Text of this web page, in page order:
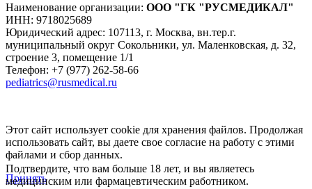
Наименование организации: ООО "ГК "РУСМЕДИКАЛ"
ИНН: 9718025689
Юридический адрес: 107113, г. Москва, вн.тер.г.
муниципальный округ Сокольники, ул. Маленковская, д. 32,
строение 3, помещение 1/1
Телефон: +7 (977) 262-58-66
pediatrics@rusmedical.ru
Этот сайт использует cookie для хранения файлов. Продолжая
использовать сайт, вы даете свое согласие на работу с этими
файлами и сбор данных.
Принять
Подтвердите, что вам больше 18 лет, и вы являетесь
медицинским или фармацевтическим работником.